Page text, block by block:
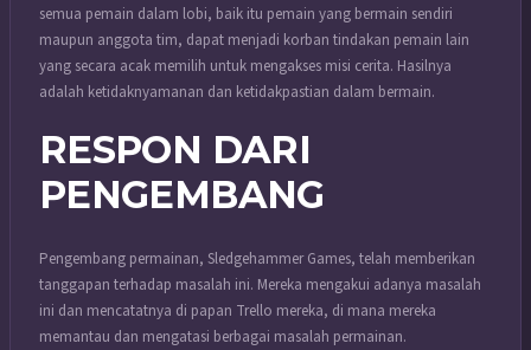
semua pemain dalam lobi, baik itu pemain yang bermain sendiri
maupun anggota tim, dapat menjadi korban tindakan pemain lain
yang secara acak memilih untuk mengakses misi cerita. Hasilnya
adalah ketidaknyamanan dan ketidakpastian dalam bermain.
RESPON DARI
PENGEMBANG
Pengembang permainan, Sledgehammer Games, telah memberikan
tanggapan terhadap masalah ini. Mereka mengakui adanya masalah
ini dan mencatatnya di papan Trello mereka, di mana mereka
memantau dan mengatasi berbagai masalah permainan.